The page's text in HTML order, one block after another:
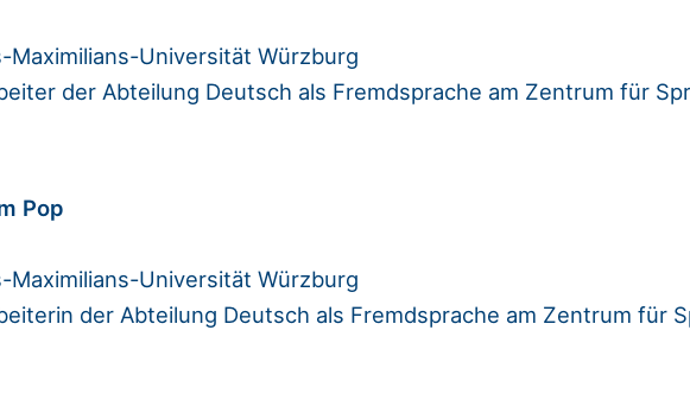
Maximilians-Universität Würzburg
der Abteilung Deutsch als Fremdsprache am Zentrum für
Pop
Maximilians-Universität Würzburg
der Abteilung Deutsch als Fremdsprache am Zentrum für